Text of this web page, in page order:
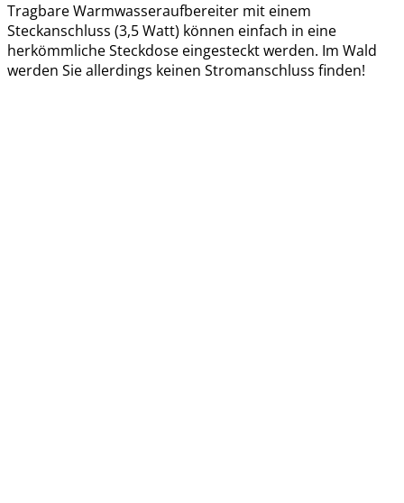
Tragbare Warmwasseraufbereiter mit einem
Steckanschluss (3,5 Watt) können einfach in eine
herkömmliche Steckdose eingesteckt werden. Im Wald
werden Sie allerdings keinen Stromanschluss finden!